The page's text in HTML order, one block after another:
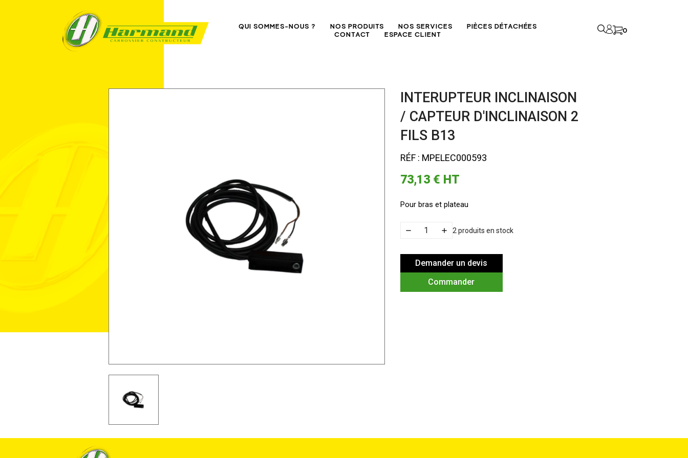
QUI SOMMES-NOUS ? NOS PRODUITS NOS SERVICES
PIÈCES DÉTACHÉES
CONTACT
ESPACE CLIENT 0
INTERUPTEUR INCLINAISON
/ CAPTEUR D'INCLINAISON 2
FILS B13
RÉF : MPELEC000593
73,13 € HT
Pour bras et plateau
2 produits en stock
Demander un devis
Commander